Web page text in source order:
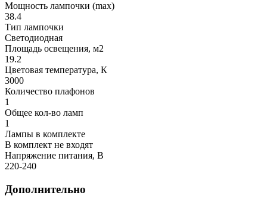
Мощность лампочки (max)
38.4
Тип лампочки
Светодиодная
Площадь освещения, м2
19.2
Цветовая температура, К
3000
Количество плафонов
1
Общее кол-во ламп
1
Лампы в комплекте
В комплект не входят
Напряжение питания, В
220-240
Дополнительно